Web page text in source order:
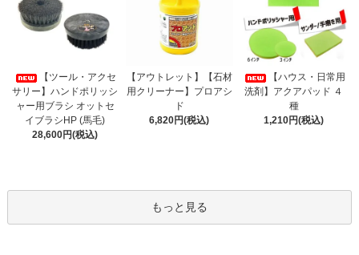
【ツール・アクセ
サリー】ハンドポリッシ
ャー用ブラシ オットセ
イブラシHP (馬毛)
28,600円(税込)
【アウトレット】【石材
用クリーナー】プロアシ
ド
6,820円(税込)
【ハウス・日常用
洗剤】アクアパッド ４
種
1,210円(税込)
もっと見る